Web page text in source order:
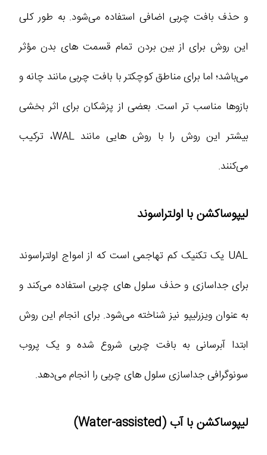
و حذف بافت چربی اضافی استفاده می‌شود. به طور کلی
این روش برای از بین بردن تمام قسمت های بدن مؤثر
می‌باشد؛ اما برای مناطق کوچکتر با بافت چربی مانند چانه و
بازوها مناسب تر است. بعضی از پزشکان برای اثر بخشی
بیشتر این روش را با روش هایی مانند WAL، ترکیب
می‌کنند.
لیپوساکشن با اولتراسوند
UAL یک تکنیک کم تهاجمی است که از امواج اولتراسوند
برای جداسازی و حذف سلول های چربی استفاده می‌کند و
به عنوان ویزرلیپو نیز شناخته می‌شود. برای انجام این روش
ابتدا آبرسانی به بافت چربی شروع شده و یک پروب
سونوگرافی جداسازی سلول های چربی را انجام می‌دهد.
لیپوساکشن با آب (Water-assisted)